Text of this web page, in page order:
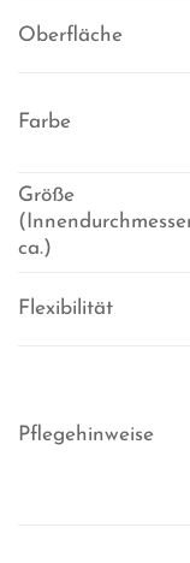
Oberfläche
Farbe
Größe
ca.)
Flexibilität
Pflegehinweise